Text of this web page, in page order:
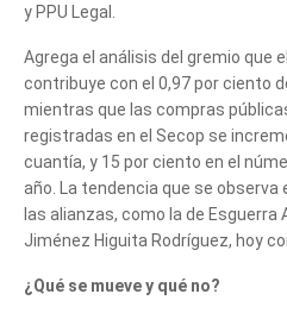
y PPU Legal.
Agrega el análisis del gremio que
contribuye con el 0,97 por ciento
mientras que las compras
registradas en el Secop se
cuantía, y 15 por ciento en el
año. La tendencia que se
las alianzas, como la de
Jiménez Higuita Rodríguez, hoy
¿Qué se mueve y qué no?